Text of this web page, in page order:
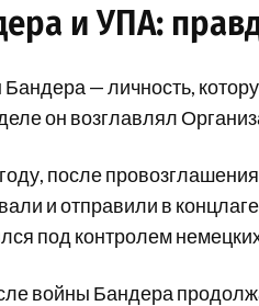
и УПА:
Бандера — личность,
он возглавлял
после
и отправили в
под контролем
войны Бандера